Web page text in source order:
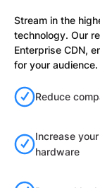
Stream in the
technology. Our
Enterprise CDN,
for your audience.
Reduce
Increase
hardware